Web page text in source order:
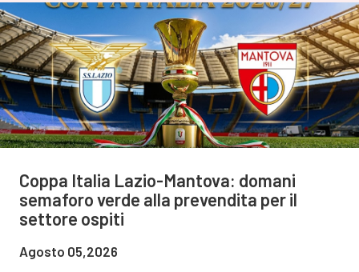
Coppa Italia Lazio-Mantova: domani
semaforo verde alla prevendita per il
settore ospiti
Agosto 05,2026